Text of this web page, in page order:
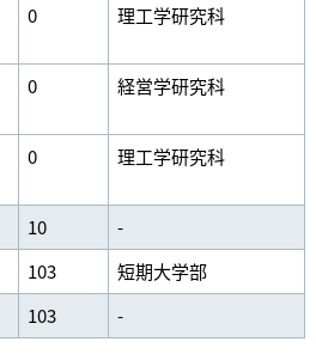
0 理工学研究科
0 経営学研究科
0 理工学研究科
10
-
103
短期大学部
103 -